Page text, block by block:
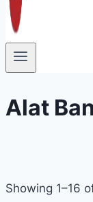
Alat
Showing 1–16